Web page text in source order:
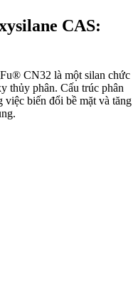
CAS:
CN32 là một silan chức
thủy phân. Cấu trúc phân
biến đổi bề mặt và tăng